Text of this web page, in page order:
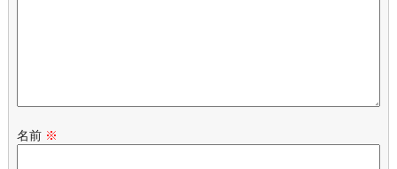
名前 ※